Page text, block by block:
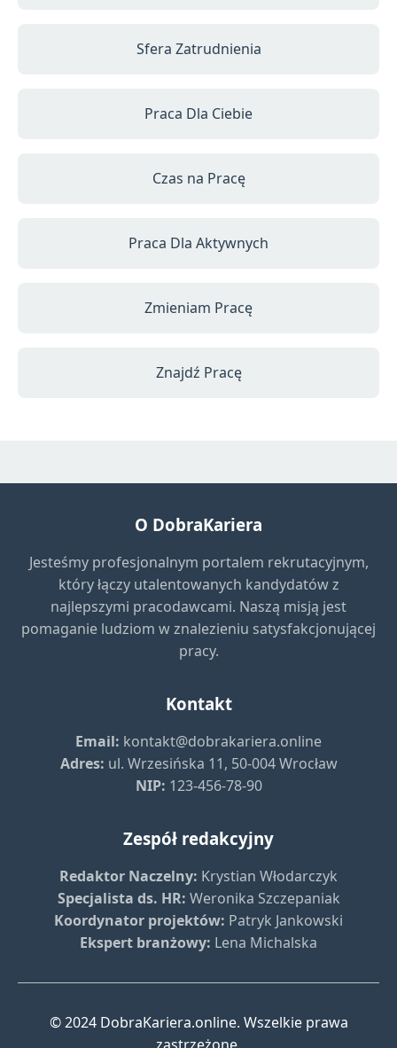
Sfera Zatrudnienia
Praca Dla Ciebie
Czas na Pracę
Praca Dla Aktywnych
Zmieniam Pracę
Znajdź Pracę
O DobraKariera
Jesteśmy profesjonalnym portalem rekrutacyjnym,
który łączy utalentowanych kandydatów z
najlepszymi pracodawcami. Naszą misją jest
pomaganie ludziom w znalezieniu satysfakcjonującej
pracy.
Kontakt
Email: kontakt@dobrakariera.online
Adres: ul. Wrzesińska 11, 50-004 Wrocław
NIP: 123-456-78-90
Zespół redakcyjny
Redaktor Naczelny: Krystian Włodarczyk
Specjalista ds. HR: Weronika Szczepaniak
Koordynator projektów: Patryk Jankowski
Ekspert branżowy: Lena Michalska
© 2024 DobraKariera.online. Wszelkie prawa